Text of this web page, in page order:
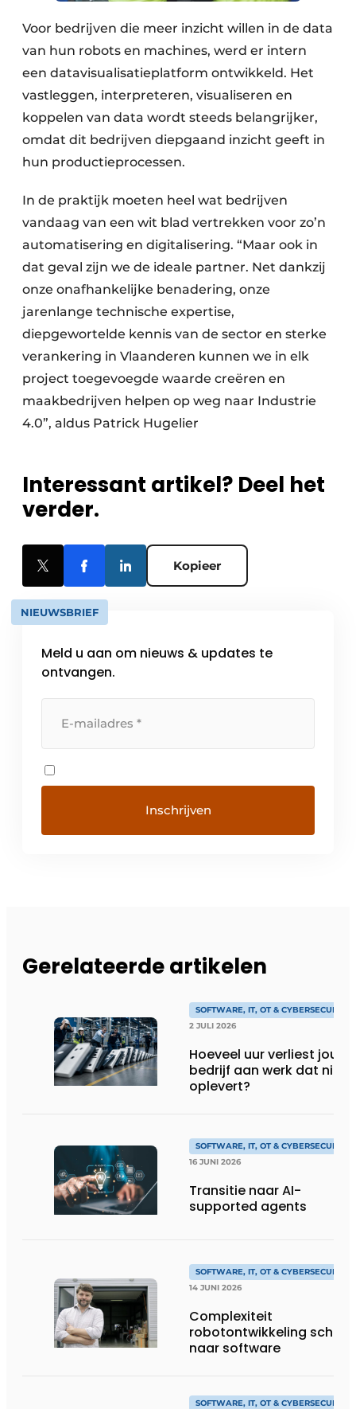
Voor bedrijven die meer inzicht willen in de data
van hun robots en machines, werd er intern
een datavisualisatieplatform ontwikkeld. Het
vastleggen, interpreteren, visualiseren en
koppelen van data wordt steeds belangrijker,
omdat dit bedrijven diepgaand inzicht geeft in
hun productieprocessen.
In de praktijk moeten heel wat bedrijven
vandaag van een wit blad vertrekken voor zo’n
automatisering en digitalisering. “Maar ook in
dat geval zijn we de ideale partner. Net dankzij
onze onafhankelijke benadering, onze
jarenlange technische expertise,
diepgewortelde kennis van de sector en sterke
verankering in Vlaanderen kunnen we in elk
project toegevoegde waarde creëren en
maakbedrijven helpen op weg naar Industrie
4.0”, aldus Patrick Hugelier
Interessant artikel? Deel het
verder.
Kopieer
NIEUWSBRIEF
Meld u aan om nieuws & updates te
ontvangen.
Gerelateerde artikelen
SOFTWARE, IT, OT & CYBERSECURITY
2 JULI 2026
Hoeveel uur verliest jouw
bedrijf aan werk dat niks
oplevert?
SOFTWARE, IT, OT & CYBERSECURITY
16 JUNI 2026
Transitie naar AI-
supported agents
SOFTWARE, IT, OT & CYBERSECURITY
14 JUNI 2026
Complexiteit
robotontwikkeling schuift
naar software
SOFTWARE, IT, OT & CYBERSECURITY